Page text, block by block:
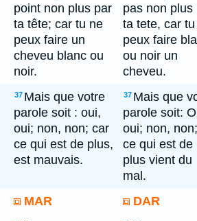
point non plus par
ta tête; car tu ne
peux faire un
cheveu blanc ou
noir.
pas non plus
ta tete, car
peux faire
ou noir un
cheveu.
37 Mais que votre
parole soit : oui,
oui; non, non; car
ce qui est de plus,
est mauvais.
37 Mais que
parole soit:
oui; non,
ce qui est de
plus vient du
mal.
MAR DAR